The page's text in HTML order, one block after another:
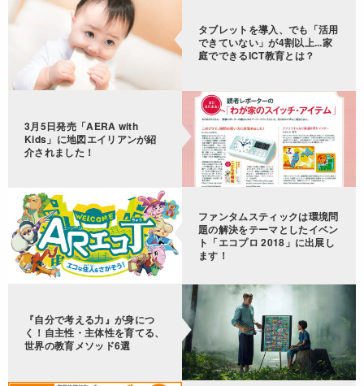
タブレットを導入、でも「活用
できていない」が4割以上...家
庭でできるICT教育とは？
3月5日発売「AERA with
Kids」に地図エイリアンが紹
介されました！
ファンタムスティックは環境問
題の解決をテーマとしたイベン
ト「エコプロ 2018」に出展し
ます！
『自分で考える力』が身につ
く！自主性・主体性を育てる、
世界の教育メソッド6選